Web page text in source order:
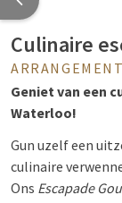
Culinaire
ARRANGEMENT
Geniet van een
Waterloo!
Gun uzelf een
culinaire
Ons Escapade